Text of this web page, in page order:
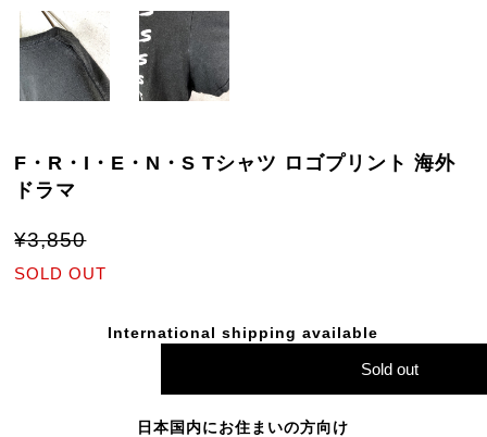
F・R・I・E・N・S Tシャツ ロゴプリント 海外
ドラマ
¥3,850
SOLD OUT
International shipping available
Sold out
日本国内にお住まいの方向け